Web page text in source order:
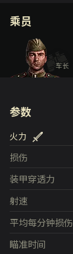
乘员
车长
参数
火力
损伤
装甲穿透力
射速
平均每分钟损伤
瞄准时间